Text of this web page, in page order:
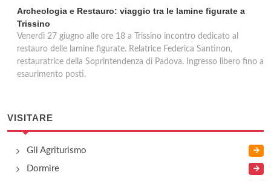
Archeologia e Restauro: viaggio tra le lamine figurate a
Trissino
Venerdì 27 giugno alle ore 18 a Trissino incontro dedicato al
restauro delle lamine figurate. Relatrice Federica Santinon,
restauratrice della Soprintendenza di Padova. Ingresso libero fino a
esaurimento posti.
VISITARE
Gli Agriturismo
Dormire